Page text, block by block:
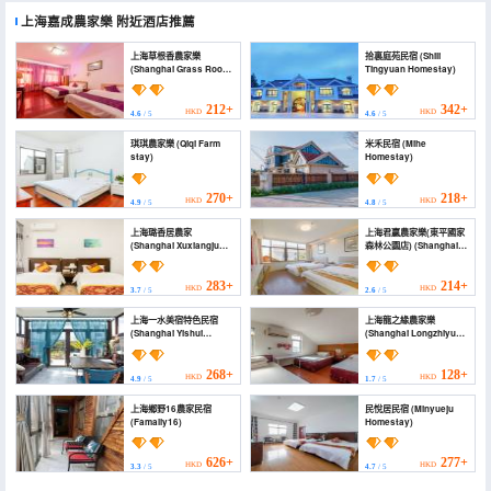
上海嘉成農家樂 附近酒店推薦
上海草根香農家樂
(Shanghai Grass Root
Xiangnongjiale)
4.6 / 5 HKD 212+
拾裏庭苑民宿 (Shili
Tingyuan Homestay)
4.6/ 5 HKD 342+
琪琪農家樂 (Qiqi Farm
stay)
4.9 / 5 HKD 270+
米禾民宿 (Mihe
Homestay)
4.8/ 5 HKD 218+
上海璐香居農家
(Shanghai Xuxiangju
Farm)
3.7 / 5 HKD 283+
上海君贏農家樂(東平國家
森林公園店) (Shanghai
Junying Farm Stay
(Dongping National
Forest Park))
2.6/ 5 HKD 214+
上海一水美宿特色民宿
(Shanghai Yishui
features)
4.9 / 5 HKD 268+
上海龍之緣農家樂
(Shanghai Longzhiyuan
1.7/ 5 HKD 128+
上海鄉野16農家民宿
(Famaliy16)
3.3 / 5 HKD 626+
民悅居民宿 (Minyueju
Homestay)
4.7/ 5 HKD 277+